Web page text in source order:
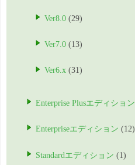
Ver8.0 (29)
Ver7.0 (13)
Ver6.x (31)
Enterprise Plusエディション
Enterpriseエディション (12)
Standardエディション (1)